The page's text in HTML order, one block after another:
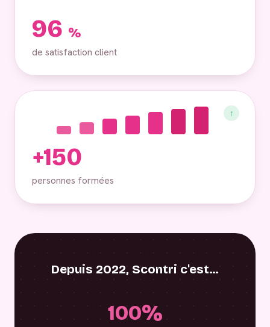
96 %
de satisfaction client
↑
+150
personnes formées
Depuis 2022, Scontri c'est…
100%